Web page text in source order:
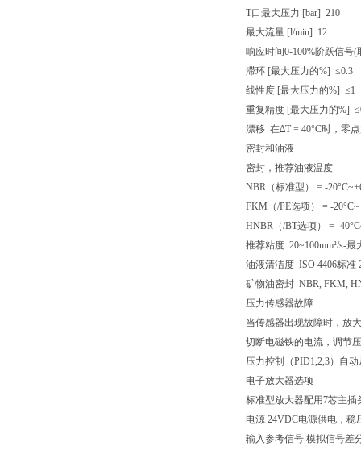
T口最大压力 [bar] 210
最大流量 [l/min] 12
响应时间0-100%阶跃信号
滞环 [最大压力的%] ≤0.3
线性度 [最大压力的%] ≤1
重复精度 [最大压力的%]
漂移 在∆T = 40°C时，零
密封和油液
密封，推荐油液温度
NBR（标准型） = -
FKM（/PE选项） = -
HNBR（/BT选项） = -
推荐粘度 20~100mm²/s-最
油液清洁度 ISO 4406标准
矿物油密封 NBR, FKM,
压力传感器故障
当传感器出现故障时，放
切断电磁铁的电流，调节
压力控制（PID1,2,3）自
电子放大器选项
标准型放大器配用7芯主插
电源 24VDC电源供电，稳
输入参考信号 模拟信号差